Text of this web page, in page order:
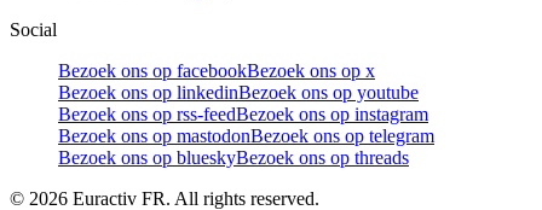
Social
Bezoek ons op facebookBezoek ons op x
Bezoek ons op linkedinBezoek ons op youtube
Bezoek ons op rss-feedBezoek ons op instagram
Bezoek ons op mastodonBezoek ons op telegram
Bezoek ons op blueskyBezoek ons op threads
© 2026 Euractiv FR. All rights reserved.